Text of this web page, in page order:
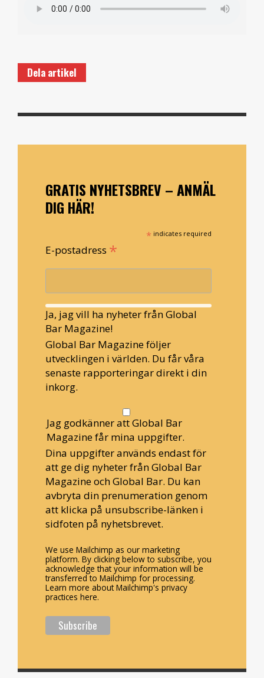
Dela artikel
GRATIS NYHETSBREV – ANMÄL
DIG HÄR!
* indicates required
E-postadress *
Ja, jag vill ha nyheter från Global
Bar Magazine!
Global Bar Magazine följer
utvecklingen i världen. Du får våra
senaste rapporteringar direkt i din
inkorg.
Jag godkänner att Global Bar
Magazine får mina uppgifter.
Dina uppgifter används endast för
att ge dig nyheter från Global Bar
Magazine och Global Bar. Du kan
avbryta din prenumeration genom
att klicka på unsubscribe-länken i
sidfoten på nyhetsbrevet.
We use Mailchimp as our marketing
platform. By clicking below to subscribe, you
acknowledge that your information will be
transferred to Mailchimp for processing.
Learn more about Mailchimp's privacy
practices here.